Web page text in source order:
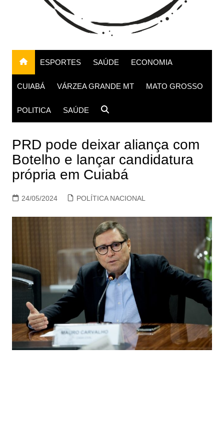
ESPORTES SAÚDE ECONOMIA
CUIABÁ VÁRZEA GRANDE MT MATO GROSSO
POLITICA SAÚDE
PRD pode deixar aliança com
Botelho e lançar candidatura
própria em Cuiabá
24/05/2024 POLÍTICA NACIONAL